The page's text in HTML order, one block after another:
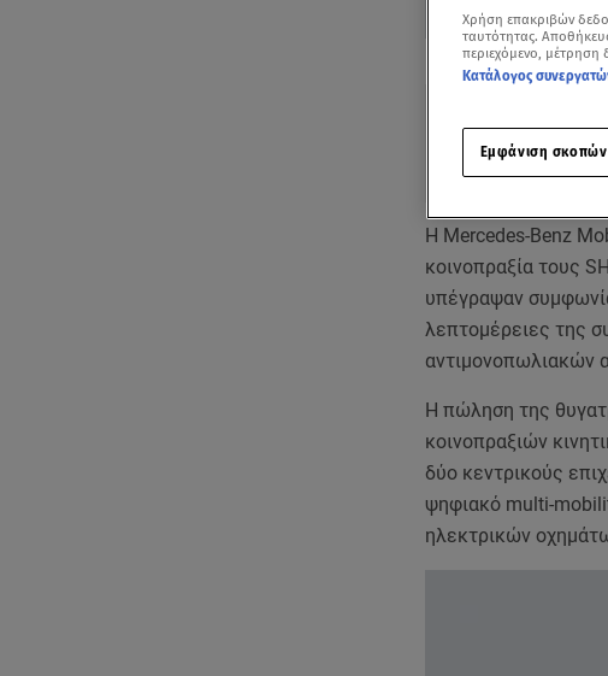
Δείτε περισσότερα
Πρόσθηκη star.gr
Η Mercedes-Benz
κοινοπραξία τους
υπέγραψαν
λεπτομέρειες της
αντιμονοπωλιακών
Η πώληση της
κοινοπραξιών
δύο κεντρικούς
ψηφιακό multi-
ηλεκτρικών
Χρήση επακριβών
ταυτότητας.
περιεχόμενο, μέτρηση
Κατάλογος
Εμφάνιση σκοπών